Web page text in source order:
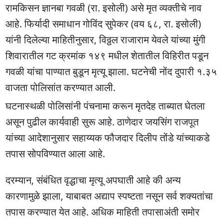
रामकिसन ज्ञानबा गवळी (रा. इसोली) असे मृत व्यक्तीचे नाव
आहे. फिर्यादी समाधान गोविंद सुपेकर (वय ६८, रा. इसोली)
यांनी दिलेल्या माहितीनुसार, विठ्ठल राजाराम येवले यांच्या मुंगी
शिवारातील गट क्रमांक १४९ मधील शेतातील विहिरीत पडून
गवळी यांचा पाण्यात बुडून मृत्यू झाला. घटनेची नोंद दुपारी १.३५
वाजता पोलिसांत करण्यात आली.
घटनास्थळी पोलिसांनी पंचनामा करून मृतदेह ताब्यात घेतला
असून पुढील कार्यवाही सुरू आहे. ठाणेदार जयसिंग राजपूत
यांच्या आदेशानुसार सहाय्यक फौजदार दिलीप तोंडे यांच्याकडे
तपास सोपविण्यात आला आहे.
दरम्यान, संबंधित वृद्धाचा मृत्यू अपघाती आहे की अन्य
कारणामुळे झाला, याबाबत अद्याप स्पष्टता नसून सर्व शक्यतांचा
तपास करण्यात येत आहे. अधिक माहिती तपासाअंती समोर